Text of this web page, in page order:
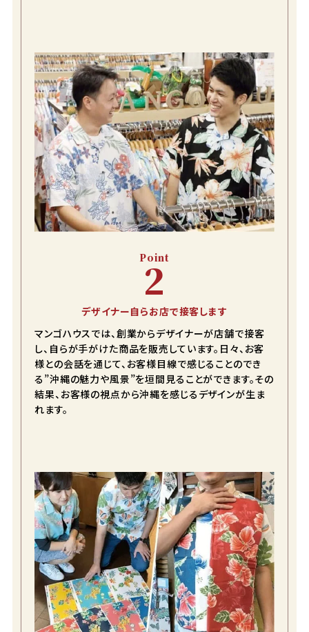
ラッカーネイビー
S
在庫数1 カートに入れる
M
在庫数2 カートに入れる
L
在庫数1 カートに入れる
LL 店舗取り寄せ申請
カートに入れる
アイボリー
S
在庫数 カートに入れる
在庫数1
LL
在庫数1 カートに入れる
3L
在庫切れ 店舗取り寄せ申請
ネイビー
Point
2
デザイナー自らお店で接客します
マンゴハウスでは、創業からデザイナーが店舗で接客
し、自らが手がけた商品を販売しています。日々、お客
様との会話を通じて、お客様目線で感じることのでき
る”沖縄の魅力や風景”を垣間見ることができます。その
結果、お客様の視点から沖縄を感じるデザインが生ま
れます。